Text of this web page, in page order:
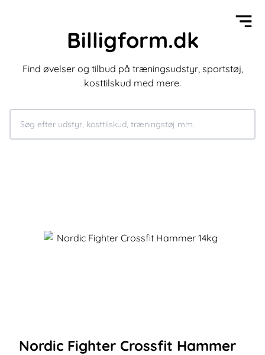
Billigform.dk
Find øvelser og tilbud på træningsudstyr, sportstøj,
kosttilskud med mere.
Nordic Fighter Crossfit Hammer